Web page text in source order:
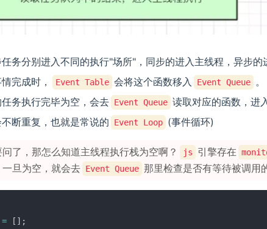
务分别进入不同的执行"场所"，同步的进入主线程，异步的
完成时，
Event Table 会将这个函数移入 Event Queue 。
务执行完毕为空，会去 Event Queue 读取对应的函数，进
断重复，也就是常说的
Event Loop (事件循环)
了，那怎么知道主线程执行栈为空啊？ js 引擎存在
旦为空，就会去 Event Queue 那里检查是否有等待被调用
= [ ] ;